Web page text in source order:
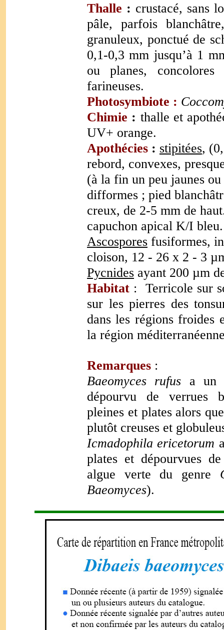
Thalle : crustacé, sans
pâle, parfois
granuleux, ponctué de
0,1-0,3 mm jusqu’à 1
ou planes,
farineuses.
Photosymbiote :
Chimie : thalle et
UV+ orange.
Apothécies: stipitées,
rebord, convexes,
(à la fin un peu jaunes
difformes ; pied
creux, de 2-5 mm de
capuchon apical K/I bleu.
Ascospores fusiformes,
cloison, 12 - 26 x 2 - 3
Pycnides ayant 200 µm
Habitat : Terricole sur
sur les pierres des
dans les régions froides
la région
Remarques :
Baeomyces rufus a un
dépourvu de verrues
pleines et plates alors
plutôt creuses et
Icmadophila ericetorum
plates et dépourvues
algue verte du genre
Baeomyces).